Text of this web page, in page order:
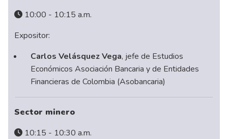
10:00 - 10:15 a.m.
Expositor:
Carlos Velásquez Vega, jefe de Estudios
Económicos Asociación Bancaria y de Entidades
Financieras de Colombia (Asobancaria)
Sector minero
10:15 - 10:30 a.m.